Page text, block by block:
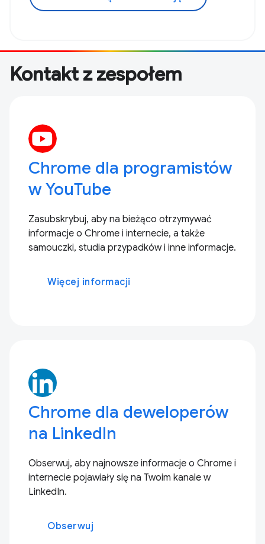
Kontakt z zespołem
Chrome dla programistów
w YouTube
Zasubskrybuj, aby na bieżąco otrzymywać
informacje o Chrome i internecie, a także
samouczki, studia przypadków i inne informacje.
Więcej informacji
Chrome dla deweloperów
na LinkedIn
Obserwuj, aby najnowsze informacje o Chrome i
internecie pojawiały się na Twoim kanale w
LinkedIn.
Obserwuj